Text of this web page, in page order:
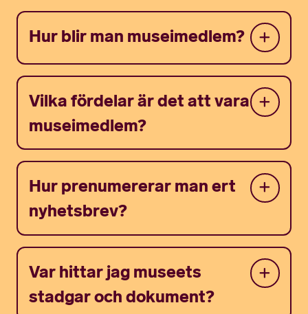
Hur blir man museimedlem?
Vilka fördelar är det att vara
museimedlem?
Hur prenumererar man ert
nyhetsbrev?
Var hittar jag museets
stadgar och dokument?